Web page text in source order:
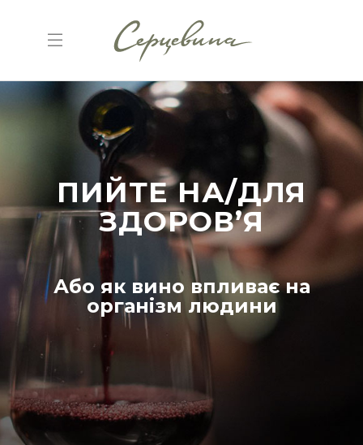
ПИЙТЕ НА/ДЛЯ
ЗДОРОВ’Я
Або як вино впливає на
організм людини